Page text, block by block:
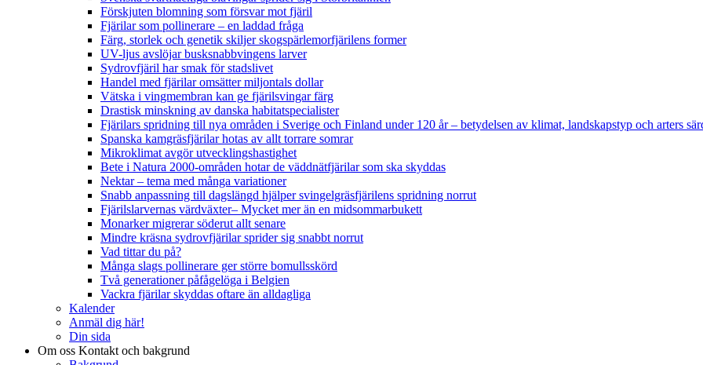
Förskjuten blomning som försvar mot fjäril
Fjärilar som pollinerare – en laddad fråga
Färg, storlek och genetik skiljer skogspärlemorfjärilens former
UV-ljus avslöjar busksnabbvingens larver
Sydrovfjäril har smak för stadslivet
Handel med fjärilar omsätter miljontals dollar
Vätska i vingmembran kan ge fjärilsvingar färg
Drastisk minskning av danska habitatspecialister
Fjärilars spridning till nya områden i Sverige och Finland under 120 år– betydelsen av klimat, landskapstyp och arters
Spanska kamgräsfjärilar hotas av allt torrare somrar
Mikroklimat avgör utvecklingshastighet
Bete i Natura 2000-områden hotar de väddnätfjärilar som ska skyddas
Nektar – tema med många variationer
Snabb anpassning till dagslängd hjälper svingelgräsfjärilens spridning norrut
Fjärilslarvernas värdväxter– Mycket mer än en midsommarbukett
Monarker migrerar söderut allt senare
Mindre kräsna sydrovfjärilar sprider sig snabbt norrut
Vad tittar du på?
Många slags pollinerare ger större bomullsskörd
Två generationer påfågelöga i Belgien
Vackra fjärilar skyddas oftare än alldagliga
Kalender
Anmäl dig här!
Din sida
Om oss Kontakt och bakgrund